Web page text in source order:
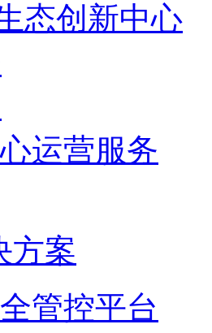
态创新中心
运营服务
方案
管控平台